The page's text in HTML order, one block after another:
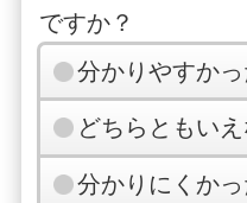
ですか？
分かりやすかっ
どちらともい
分かりにくかっ